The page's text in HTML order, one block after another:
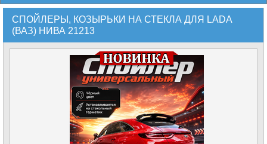
СПОЙЛЕРЫ, КОЗЫРЬКИ НА СТЕКЛА ДЛЯ LADA
(ВАЗ) НИВА 21213